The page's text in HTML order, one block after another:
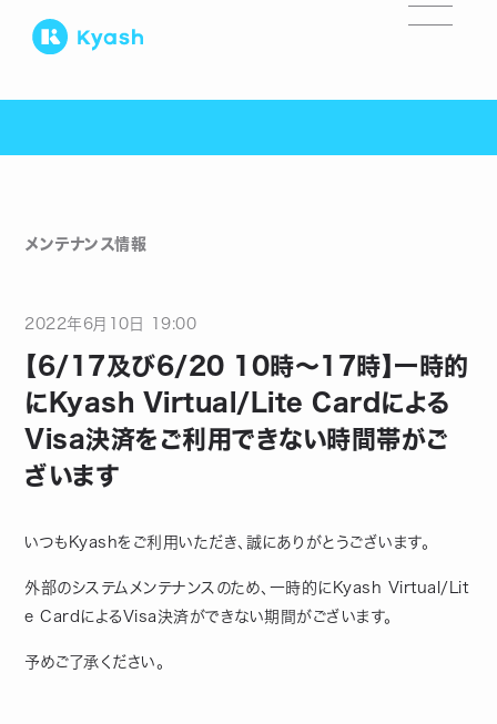
メンテナンス情報
2022年 6月 10 日 19:00
【6/17及び6/20 10時〜17時】一時的
にKyash Virtual/Lite Cardによる
Visa決済をご利用できない時間帯がご
ざいます
いつもKyashをご利用いただき、誠にありがとうございます。
外部のシステムメンテナンスのため、一時的にKyash Virtual/Lit
e CardによるVisa決済ができない期間がございます。
予めご了承ください。